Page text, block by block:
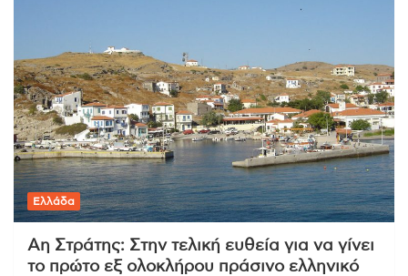
Ελλάδα
Αη Στράτης: Στην τελική ευθεία για να γίνει
το πρώτο εξ ολοκλήρου πράσινο ελληνικό